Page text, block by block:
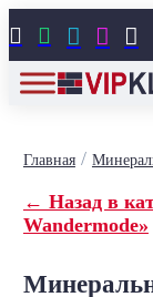
    
Главная/
← Назад в
Wandermode»